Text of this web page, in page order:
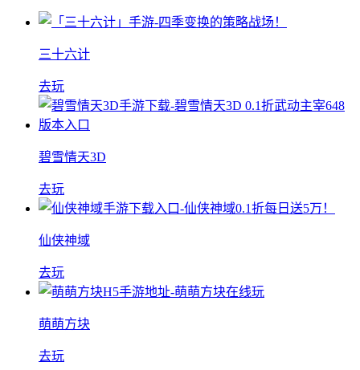
三十六计
去玩
碧雪情天3D
去玩
仙侠神域
去玩
萌萌方块
去玩